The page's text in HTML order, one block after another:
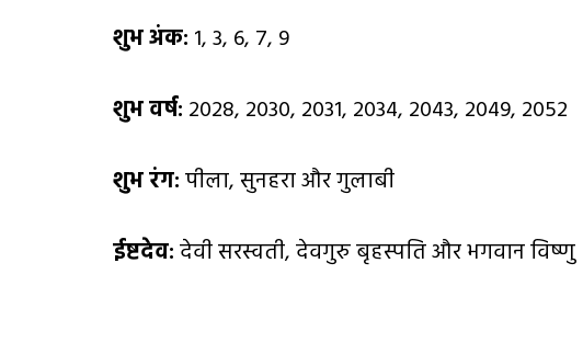
शुभ अंक: 1, 3, 6, 7, 9
शुभ वर्ष: 2028, 2030, 2031, 2034, 2043, 2049, 2052
शुभ रंग:पीला, सुनहरा और गुलाबी
ईष्टदेव:देवी सरस्वती, देवगुरु बृहस्पति और भगवान विष्णु